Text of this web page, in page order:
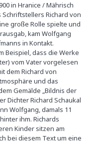
in Hranice / Mährisch
Richard von
große Rolle spielte und
kam Wolfgang
in Kontakt.
Beispiel, dass die Werke
vom Vater vorgelesen
dem Richard von
und das
Gemälde „Bildnis der
Dichter Richard Schaukal
Wolfgang, damals 11
ihm. Richards
Kinder sitzen am
bei diesem Text um eine